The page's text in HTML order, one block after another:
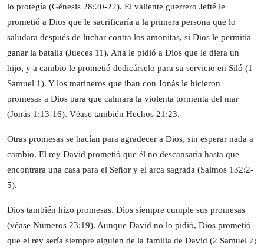
lo protegía (Génesis 28:20-22). El valiente guerrero Jefté le
prometió a Dios que le sacrificaría a la primera persona que lo
saludara después de luchar contra los amonitas, si Dios le permitía
ganar la batalla (Jueces 11). Ana le pidió a Dios que le diera un
hijo, y a cambio le prometió dedicárselo para su servicio en Siló (1
Samuel 1). Y los marineros que iban con Jonás le hicieron
promesas a Dios para que calmara la violenta tormenta del mar
(Jonás 1:13-16). Véase también Hechos 21:23.
Otras promesas se hacían para agradecer a Dios, sin esperar nada a
cambio. El rey David prometió que él no descansaría hasta que
encontrara una casa para el Señor y el arca sagrada (Salmos 132:2-
5).
Dios también hizo promesas. Dios siempre cumple sus promesas
(véase Números 23:19). Aunque David no lo pidió, Dios prometió
que el rey sería siempre alguien de la familia de David (2 Samuel 7;